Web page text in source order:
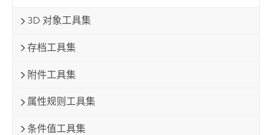
3D 对象工具集
存档工具集
附件工具集
属性规则工具集
条件值工具集